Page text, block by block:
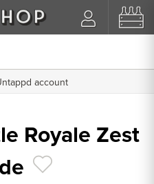
account
Royale Zest